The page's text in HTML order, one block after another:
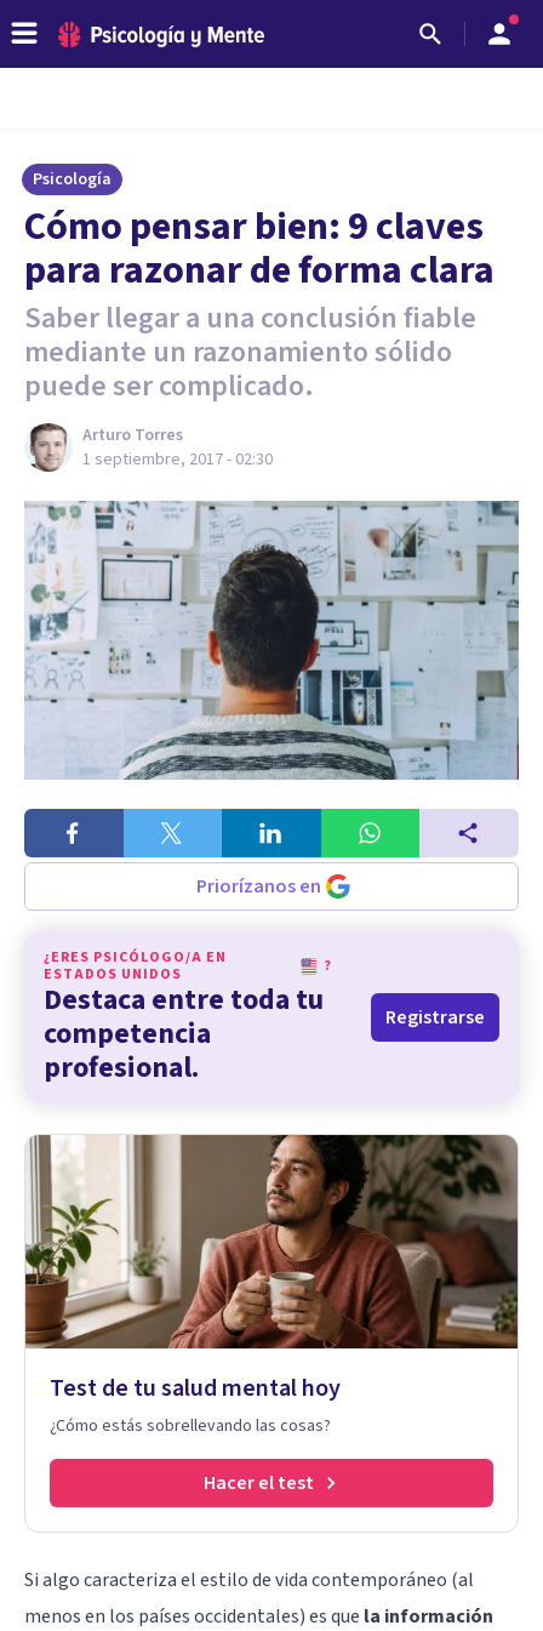
Psicología
Cómo pensar bien: 9 claves
para razonar de forma clara
Saber llegar a una conclusión fiable
mediante un razonamiento sólido
puede ser complicado.
Arturo Torres
1 septiembre, 2017 - 02:30
Priorízanos en
¿ERES PSICÓLOGO/A EN
ESTADOS UNIDOS
?
Destaca entre toda tu
competencia
profesional.
Registrarse
Test de tu salud mental hoy
¿Cómo estás sobrellevando las cosas?
Hacer el test
Si algo caracteriza el estilo de vida contemporáneo (al
menos en los países occidentales) es que la información